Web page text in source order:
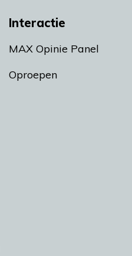
Interactie
MAX Opinie Panel
Oproepen